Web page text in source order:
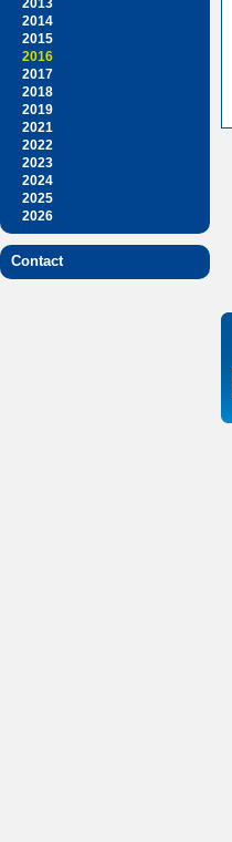
2013
2014
2015
2016
2017
2018
2019
2021
2022
2023
2024
2025
2026
Contact